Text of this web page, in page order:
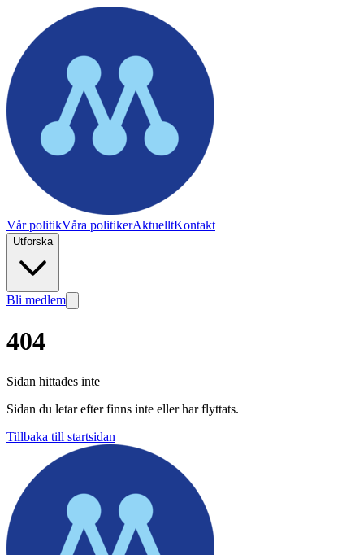
Vår politikVåra politikerAktuelltKontakt
Utforska
Bli medlem
404
Sidan hittades inte
Sidan du letar efter finns inte eller har flyttats.
Tillbaka till startsidan